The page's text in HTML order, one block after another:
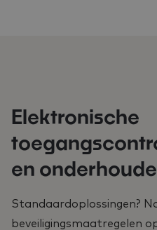
Elektronische
en
Standaardoplossingen?
beveiligingsmaatregelen